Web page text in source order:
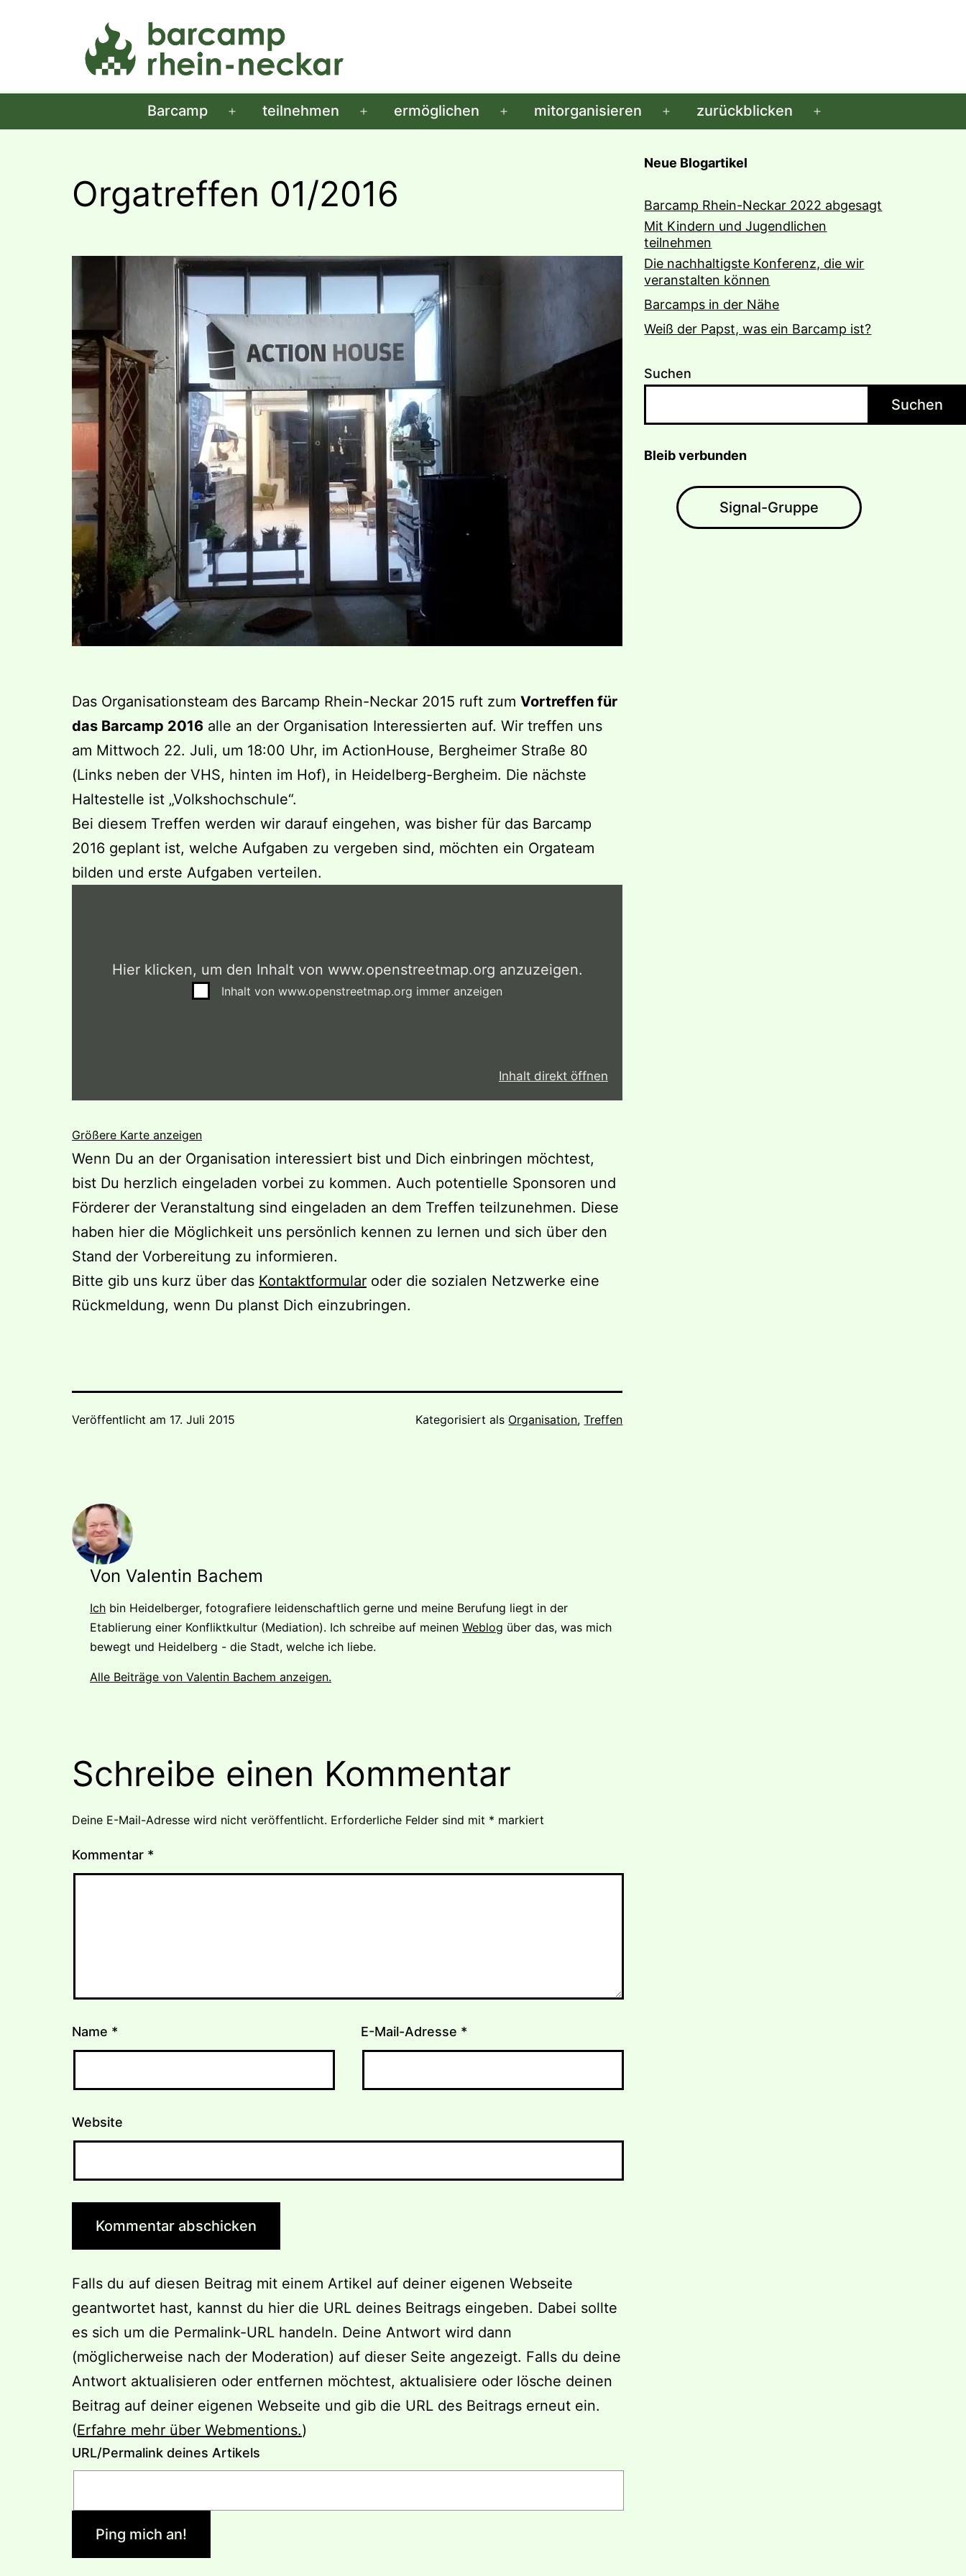
Barcamp
Menü
teilnehmen
Menü
ermöglichen
Menü
mitorganisieren
Menü
zurückblicken
Orgatreffen 01/2016
Das Organisationsteam des Barcamp Rhein-Neckar 2015 ruft zum Vortreffen für
das Barcamp 2016 alle an der Organisation Interessierten auf. Wir treffen uns
am Mittwoch 22. Juli, um 18:00 Uhr, im ActionHouse, Bergheimer Straße 80
(Links neben der VHS, hinten im Hof), in Heidelberg-Bergheim. Die nächste
Haltestelle ist „Volkshochschule“.
Bei diesem Treffen werden wir darauf eingehen, was bisher für das Barcamp
2016 geplant ist, welche Aufgaben zu vergeben sind, möchten ein Orgateam
bilden und erste Aufgaben verteilen.
anzeigen
Hier klicken, um den Inhalt von www.openstreetmap.org anzuzeigen.
Inhalt von www.openstreetmap.org immer anzeigen
Inhalt direkt öffnen
Größere Karte anzeigen
Wenn Du an der Organisation interessiert bist und Dich einbringen möchtest,
bist Du herzlich eingeladen vorbei zu kommen. Auch potentielle Sponsoren und
Förderer der Veranstaltung sind eingeladen an dem Treffen teilzunehmen. Diese
haben hier die Möglichkeit uns persönlich kennen zu lernen und sich über den
Stand der Vorbereitung zu informieren.
Bitte gib uns kurz über das Kontaktformular oder die sozialen Netzwerke eine
Rückmeldung, wenn Du planst Dich einzubringen.
Veröffentlicht am 17. Juli 2015 Kategorisiert als Organisation,Treffen
Von Valentin Bachem
Ich bin Heidelberger, fotografiere leidenschaftlich gerne und meine Berufung liegt in der
Etablierung einer Konfliktkultur (Mediation). Ich schreibe auf meinen Weblog über das, was mich
bewegt und Heidelberg - die Stadt, welche ich liebe.
Alle Beiträge von Valentin Bachem anzeigen.
Schreibe einen Kommentar
Deine E-Mail-Adresse wird nicht veröffentlicht. Erforderliche Felder sind mit * markiert
Kommentar *
Name * E-Mail-Adresse *
Website
Falls du auf diesen Beitrag mit einem Artikel auf deiner eigenen Webseite
geantwortet hast, kannst du hier die URL deines Beitrags eingeben. Dabei sollte
es sich um die Permalink-URL handeln. Deine Antwort wird dann
(möglicherweise nach der Moderation) auf dieser Seite angezeigt. Falls du deine
Antwort aktualisieren oder entfernen möchtest, aktualisiere oder lösche deinen
Beitrag auf deiner eigenen Webseite und gib die URL des Beitrags erneut ein.
(Erfahre mehr über Webmentions.)
URL/Permalink deines Artikels
Neue Blogartikel
Barcamp Rhein-Neckar 2022 abgesagt
Mit Kindern und Jugendlichen
teilnehmen
Die nachhaltigste Konferenz, die wir
veranstalten können
Barcamps in der Nähe
Weiß der Papst, was ein Barcamp ist?
Suchen
Suchen
Bleib verbunden
Signal-Gruppe